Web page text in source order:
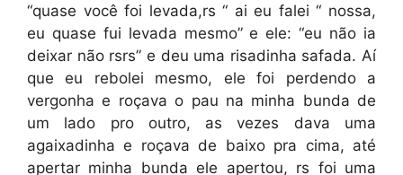
“quase você foi levada,rs “ ai eu falei “ nossa,
eu quase fui levada mesmo” e ele: “eu não ia
deixar não rsrs” e deu uma risadinha safada. Aí
que eu rebolei mesmo, ele foi perdendo a
vergonha e roçava o pau na minha bunda de
um lado pro outro, as vezes dava uma
agaixadinha e roçava de baixo pra cima, até
apertar minha bunda ele apertou, rs foi uma